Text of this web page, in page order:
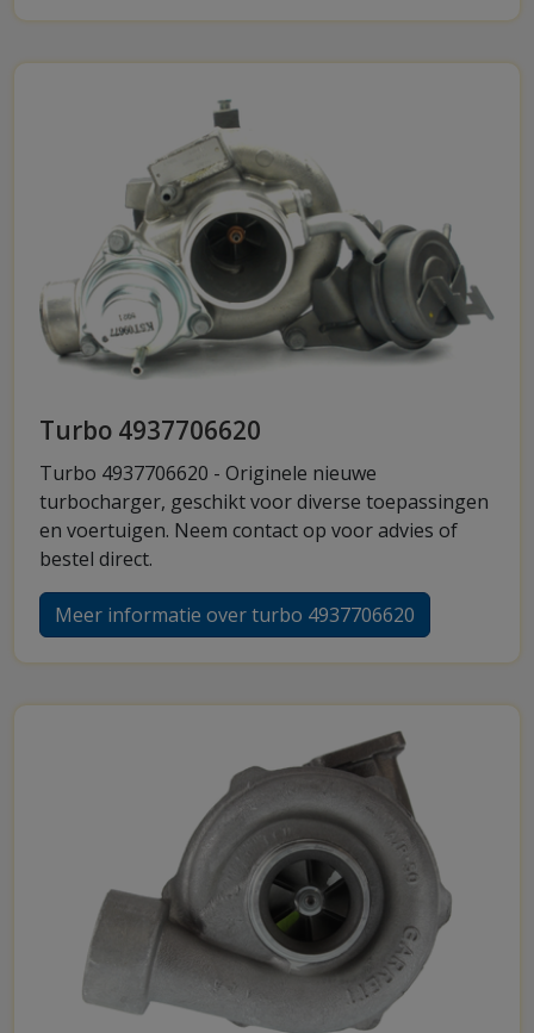
Turbo 4937706620
Turbo 4937706620 - Originele nieuwe
turbocharger, geschikt voor diverse toepassingen
en voertuigen. Neem contact op voor advies of
bestel direct.
Meer informatie over turbo 4937706620